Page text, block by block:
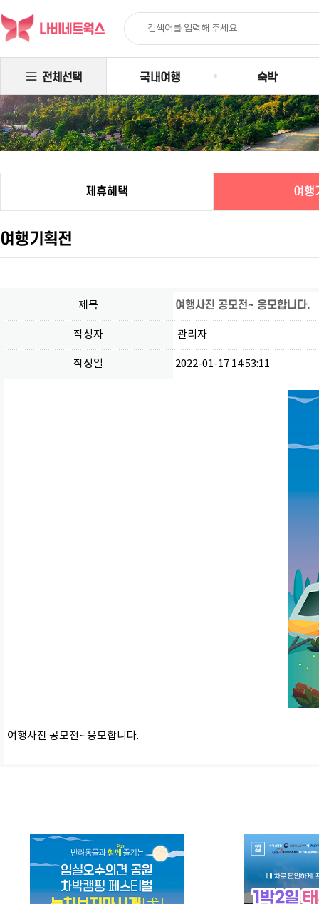
전체선택 국내여행 숙박
제휴혜택 여행
여행기획전
제목 여행사진 공모전~ 응모합니다.
작성자 관리자
작성일 2022-01-17 14:53:11
여행사진 공모전~ 응모합니다.